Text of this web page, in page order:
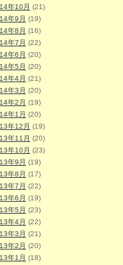
年10月 (21)
年9月 (19)
年8月 (16)
年7月 (22)
年6月 (20)
年5月 (20)
年4月 (21)
年3月 (20)
年2月 (19)
年1月 (20)
年12月 (19)
年11月 (20)
年10月 (23)
年9月 (19)
年8月 (17)
年7月 (22)
年6月 (19)
年5月 (23)
年4月 (22)
年3月 (21)
年2月 (20)
年1月 (18)